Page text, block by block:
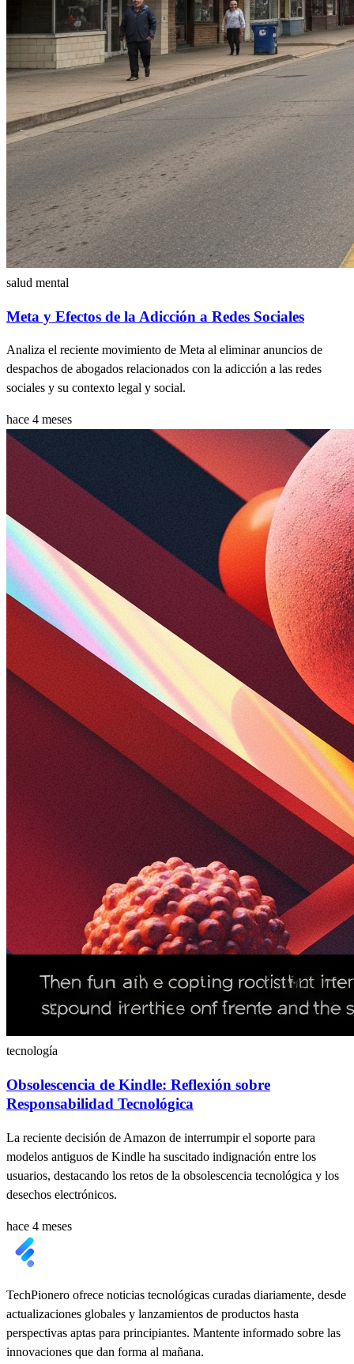
salud mental
Meta y Efectos de la Adicción a Redes Sociales
Analiza el reciente movimiento de Meta al eliminar anuncios de
despachos de abogados relacionados con la adicción a las redes
sociales y su contexto legal y social.
hace 4 meses
tecnología
Obsolescencia de Kindle: Reflexión sobre
Responsabilidad Tecnológica
La reciente decisión de Amazon de interrumpir el soporte para
modelos antiguos de Kindle ha suscitado indignación entre los
usuarios, destacando los retos de la obsolescencia tecnológica y los
desechos electrónicos.
hace 4 meses
TechPionero ofrece noticias tecnológicas curadas diariamente, desde
actualizaciones globales y lanzamientos de productos hasta
perspectivas aptas para principiantes. Mantente informado sobre las
innovaciones que dan forma al mañana.